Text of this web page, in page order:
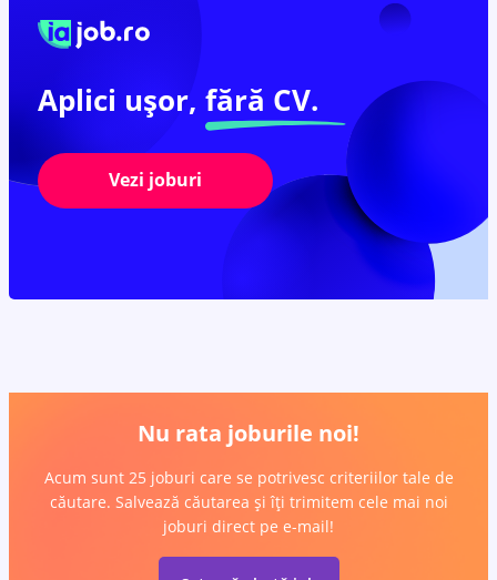
Aplici ușor, fără CV.
Vezi joburi
Nu rata joburile noi!
Acum sunt 25 joburi care se potrivesc criteriilor tale de
căutare. Salvează căutarea și îți trimitem cele mai noi
joburi direct pe e-mail!